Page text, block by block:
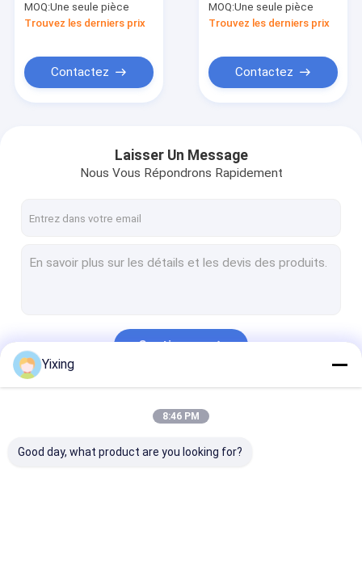
Visite d'usine
haute précision
asséchant
MOQ:Une seule pièce
Trouvez les derniers prix
Contactez
système de contrôle
de filtre à disques de
MOQ:Une seule pièce
Trouvez les derniers prix
Contactez
Laisser Un Message
Nous Vous Répondrons Rapidement
Continuer
Yixing
8:46 PM
Good day, what product are you looking for?